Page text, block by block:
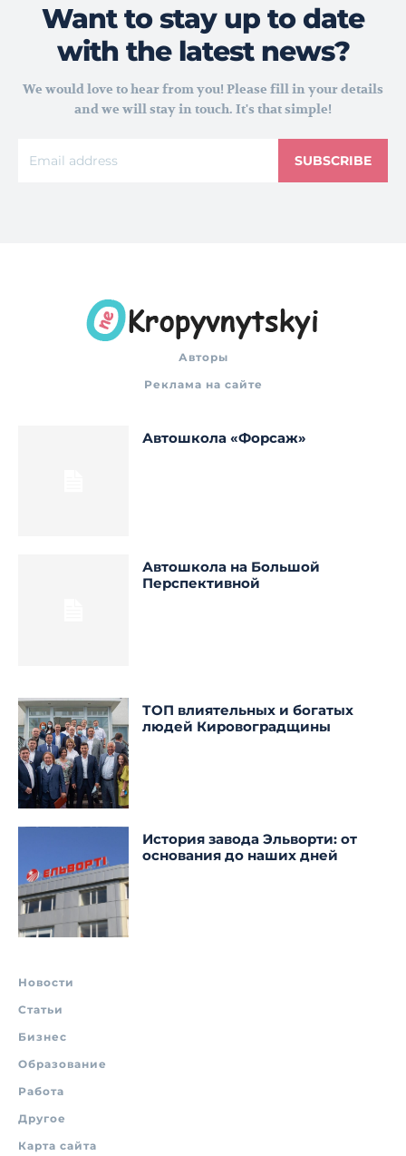
Want to stay up to date
with the latest news?
We would love to hear from you! Please fill in your details
and we will stay in touch. It's that simple!
SUBSCRIBE
Авторы
Реклама на сайте
Автошкола «Форсаж»
Автошкола на Большой
Перспективной
ТОП влиятельных и богатых
людей Кировоградщины
История завода Эльворти: от
основания до наших дней
Новости
Статьи
Бизнес
Образование
Работа
Другое
Карта сайта